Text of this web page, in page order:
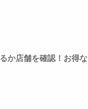
か店舗を確認！お得な